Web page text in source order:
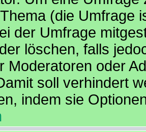
(die Umfrage
der Umfrage
löschen, falls
Moderatoren oder
soll verhindert
indem sie